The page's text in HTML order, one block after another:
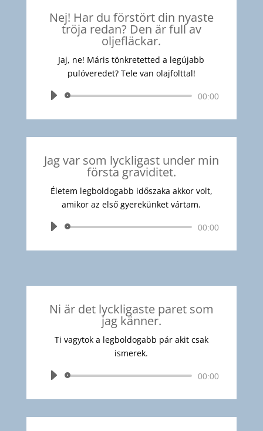
Nej! Har du förstört din nyaste
tröja redan? Den är full av
oljefläckar.
Jaj, ne! Máris tönkretetted a legújabb
pulóveredet? Tele van olajfolttal!
Audió
00:00
Jag var som lyckligast under min
första graviditet.
Életem legboldogabb időszaka akkor volt,
amikor az első gyerekünket vártam.
Audió
00:00
Ni är det lyckligaste paret som
jag känner.
Ti vagytok a legboldogabb pár akit csak
ismerek.
Audió
00:00